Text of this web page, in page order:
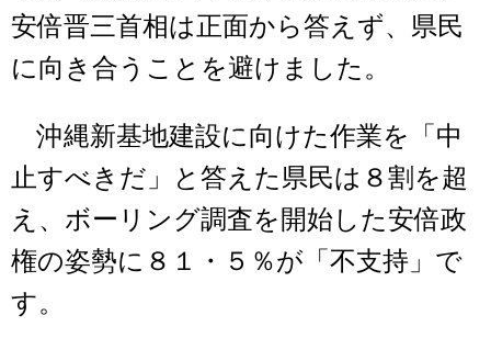
安倍晋三首相は正面から答えず、県民
に向き合うことを避けました。
沖縄新基地建設に向けた作業を「中
止すべきだ」と答えた県民は８割を超
え、ボーリング調査を開始した安倍政
権の姿勢に８１・５％が「不支持」で
す。